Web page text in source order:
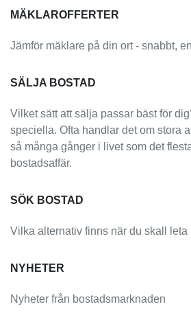
MÄKLAROFFERTER
Jämför mäklare på din ort - snabbt,
SÄLJA BOSTAD
Vilket sätt att sälja passar bäst för
speciella. Ofta handlar det om stora
så många gånger i livet som det
bostadsaffär.
SÖK BOSTAD
Vilka alternativ finns när du skall leta
NYHETER
Nyheter från bostadsmarknaden